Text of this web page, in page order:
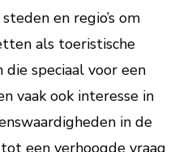
en regio’s om
als toeristische
speciaal voor een
vaak ook interesse in
in de
een verhoogde vraag